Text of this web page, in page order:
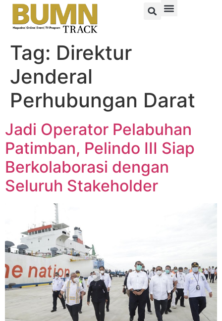
Tag: Direktur
Jenderal
Perhubungan Darat
Jadi Operator Pelabuhan
Patimban, Pelindo III Siap
Berkolaborasi dengan
Seluruh Stakeholder